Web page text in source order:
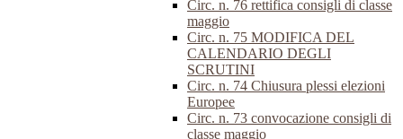
Circ. n. 76 rettifica consigli di classe
maggio
Circ. n. 75 MODIFICA DEL
CALENDARIO DEGLI
SCRUTINI
Circ. n. 74 Chiusura plessi elezioni
Europee
Circ. n. 73 convocazione consigli di
classe maggio